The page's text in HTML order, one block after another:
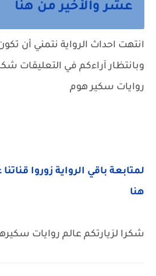
عشر والأخير من هنا
انتهت احداث الرواية نتمني أن
وبانتظار آراءكم في التعليقات
روايات سكير هوم
لمتابعة باقي الرواية زوروا
هنا
شكرا لزيارتكم عالم روايات